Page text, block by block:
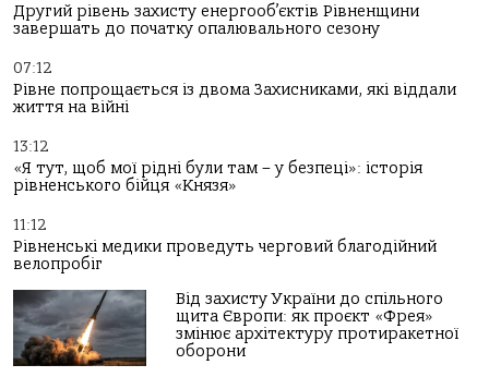
Другий рівень захисту енергооб’єктів Рівненщини
завершать до початку опалювального сезону
07:12
Рівне попрощається із двома Захисниками, які віддали
життя на війні
13:12
«Я тут, щоб мої рідні були там – у безпеці»: історія
рівненського бійця «Князя»
11:12
Рівненські медики проведуть черговий благодійний
велопробіг
Від захисту України до спільного
щита Європи: як проєкт «Фрея»
змінює архітектуру протиракетної
оборони